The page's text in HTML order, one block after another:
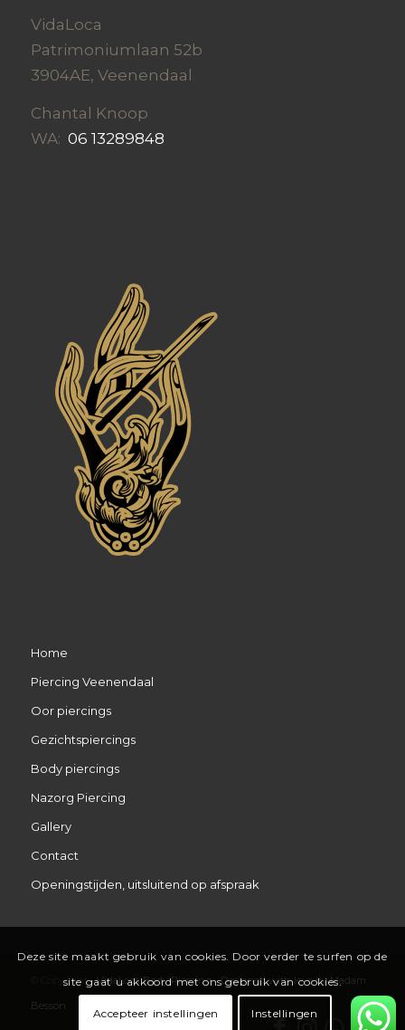
VidaLoca
Patrimoniumlaan 52b
3904AE, Veenendaal
Chantal Knoop
WA: 06 13289848
Home
Piercing Veenendaal
Oor piercings
Gezichtspiercings
Body piercings
Nazorg Piercing
Gallery
Contact
Openingstijden, uitsluitend op afspraak
© Copyright -VidaLoca Body Piercing-Designed with love by Madam
Besson
Deze site maakt gebruik van cookies. Door verder te surfen op de
site gaat u akkoord met ons gebruik van cookies.
Accepteer instellingen Instellingen